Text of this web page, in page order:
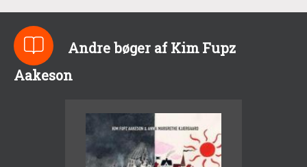
Andre bøger af Kim Fupz
Aakeson